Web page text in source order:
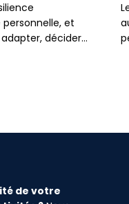
et
décider
vous
de votre